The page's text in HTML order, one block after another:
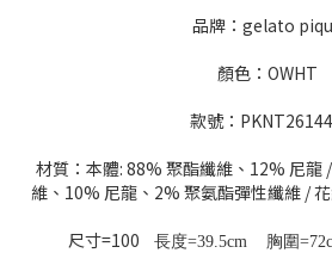
品牌：gelato
顏色：OWHT
款號：
材質：本體: 88% 聚酯纖維、12% 尼龍
維、10% 尼龍、2% 聚氨酯彈性纖維 /
尺寸=100
長度=39.5cm 胸圍